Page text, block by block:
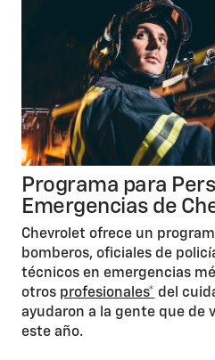
Programa para
Emergencias de
Chevrolet ofrece un
bomberos, oficiales de
técnicos en emergencias
otros profesionales* del
ayudaron a la gente que de
este año.